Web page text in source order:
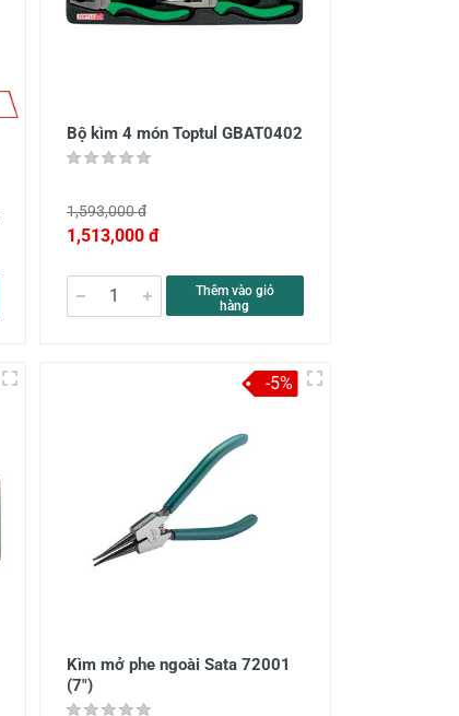
Bộ kìm 4 món Toptul GBAT0402
1,593,000 đ
1,513,000 đ
Thêm vào giỏ
hàng
Kìm mở phe ngoài Sata 72001
(7")
-5%